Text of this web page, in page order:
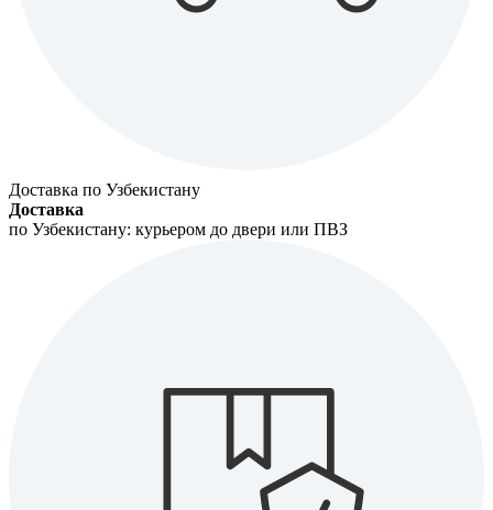
Доставка по Узбекистану
Доставка
по Узбекистану: курьером до двери или ПВЗ